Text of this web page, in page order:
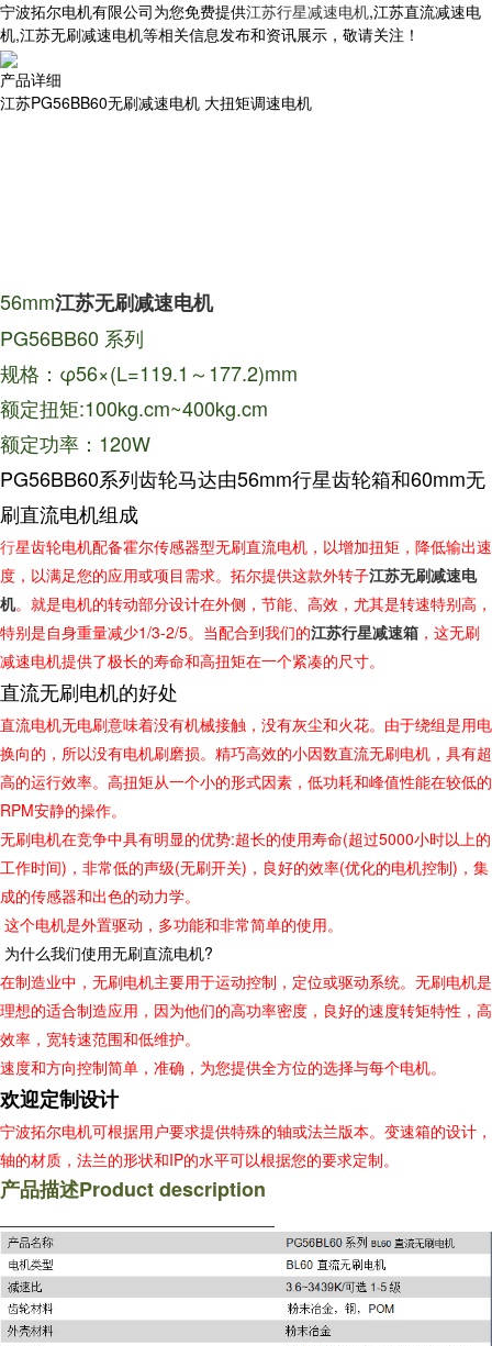
宁波拓尔电机有限公司为您免费提供江苏行星减速电机,江苏直流减速电
机,江苏无刷减速电机等相关信息发布和资讯展示，敬请关注！
产品详细
江苏PG56BB60无刷减速电机 大扭矩调速电机
56mm江苏无刷减速电机
PG56BB60 系列
规格：φ56×(L=119.1～177.2)mm
额定扭矩:100kg.cm~400kg.cm
额定功率：120W
PG56BB60系列齿轮马达由56mm行星齿轮箱和60mm无
刷直流电机组成
行星齿轮电机配备霍尔传感器型无刷直流电机，以增加扭矩，降低输出速
度，以满足您的应用或项目需求。拓尔提供这款外转子江苏无刷减速电
机。就是电机的转动部分设计在外侧，节能、高效，尤其是转速特别高，
特别是自身重量减少1/3-2/5。当配合到我们的江苏行星减速箱 ，这无刷
减速电机提供了极长的寿命和高扭矩在一个紧凑的尺寸。
直流无刷电机的好处
直流电机无电刷意味着没有机械接触，没有灰尘和火花。由于绕组是用电
换向的，所以没有电机刷磨损。精巧高效的小因数直流无刷电机，具有超
高的运行效率。高扭矩从一个小的形式因素，低功耗和峰值性能在较低的
RPM安静的操作。
无刷电机在竞争中具有明显的优势:超长的使用寿命(超过5000小时以上的
工作时间) ，非常低的声级(无刷开关) ，良好的效率(优化的电机控制 ) ，集
成的传感器和出色的动力学。
这个电机是外置驱动，多功能和非常简单的使用。
为什么我们使用无刷直流电机?
在制造业中，无刷电机主要用于运动控制，定位或驱动系统。无刷电机是
理想的适合制造应用，因为他们的高功率密度，良好的速度转矩特性，高
效率，宽转速范围和低维护。
速度和方向控制简单，准确，为您提供全方位的选择与每个电机。
欢迎定制设计
宁波拓尔电机可根据用户要求提供特殊的轴或法兰版本。变速箱的设计，
轴的材质，法兰的形状和 IP的水平可以根据您的要求定制。
产品描述Product description